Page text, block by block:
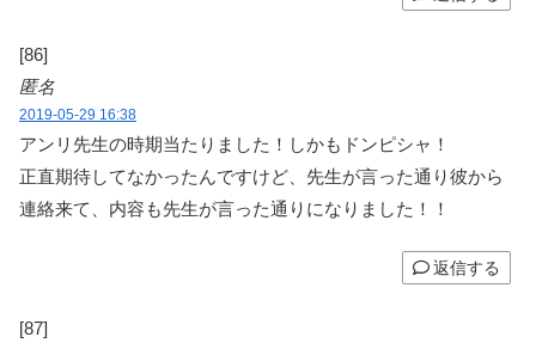
[86]
匿名
2019-05-29 16:38
アンリ先生の時期当たりました！しかもドンピシャ！
正直期待してなかったんですけど、先生が言った通り彼から
連絡来て、内容も先生が言った通りになりました！！
返信する
[87]